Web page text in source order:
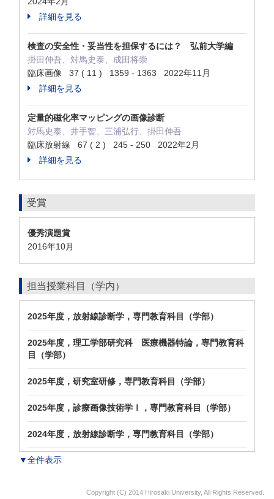
詳細を見る
検査の安全性・妥当性を担保するには？ 弘前大学編
掛田伸吾、対馬史泰、成田将崇
臨床画像 37 ( 11 ) 1359 - 1363 2022年11月
詳細を見る
定量的磁化率マッピングの画像診断
対馬史泰、井手智、三浦弘行、掛田伸吾
臨床放射線 67 ( 2 ) 245 - 250 2022年2月
詳細を見る
受賞
優秀演題賞
2016年10月
担当授業科目（学内）
2025年度，放射線診断学，専門教育科目（学部）
2025年度，理工学部研究科 医療機器特論，専門教育科
目（学部）
2025年度，研究室研修，専門教育科目（学部）
2025年度，診療画像技術学Ⅰ，専門教育科目（学部）
2024年度，放射線診断学，専門教育科目（学部）
▼全件表示
Copyright (C) 2014 Hirosaki University, All Rights Reserved.